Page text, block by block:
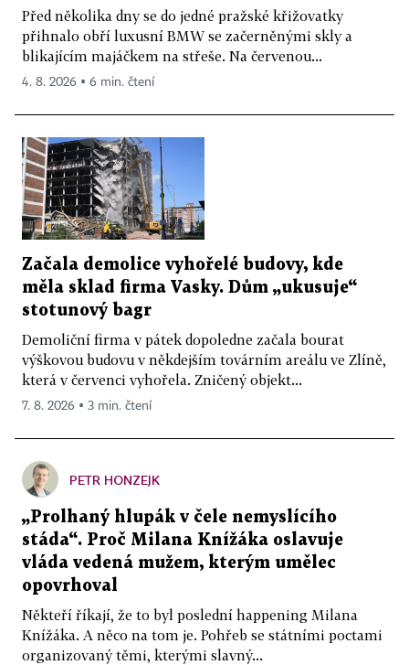
Před několika dny se do jedné pražské křižovatky
přihnalo obří luxusní BMW se začerněnými skly a
blikajícím majáčkem na střeše. Na červenou...
4. 8. 2026 ▪ 6 min. čtení
Začala demolice vyhořelé budovy, kde
měla sklad firma Vasky. Dům „ukusuje“
stotunový bagr
Demoliční firma v pátek dopoledne začala bourat
výškovou budovu v někdejším továrním areálu ve Zlíně,
která v červenci vyhořela. Zničený objekt...
7. 8. 2026 ▪ 3 min. čtení
PETR HONZEJK
„Prolhaný hlupák v čele nemyslícího
stáda“. Proč Milana Knížáka oslavuje
vláda vedená mužem, kterým umělec
opovrhoval
Někteří říkají, že to byl poslední happening Milana
Knížáka. A něco na tom je. Pohřeb se státními poctami
organizovaný těmi, kterými slavný...